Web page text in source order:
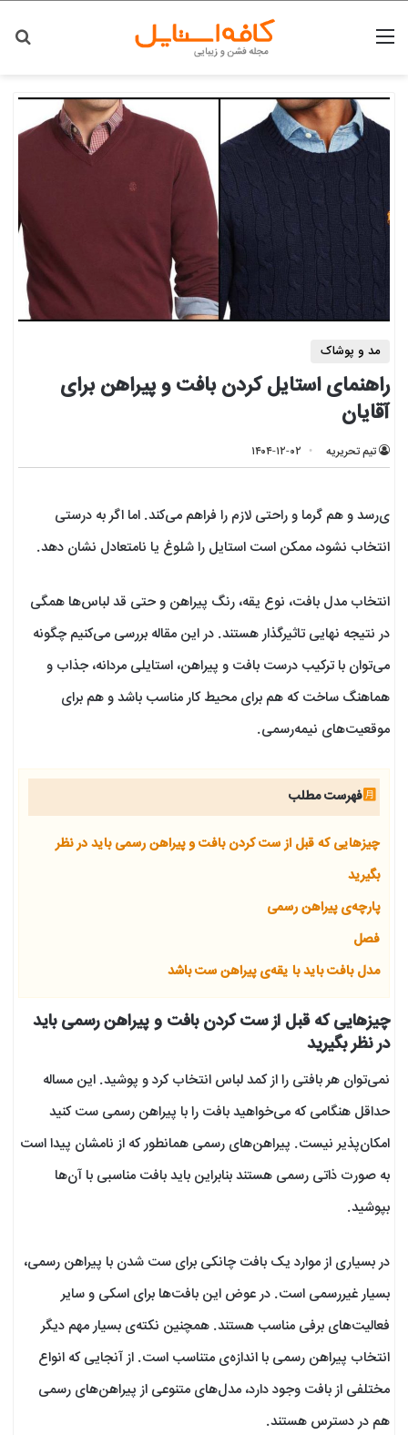
منو
مد و پوشاک
راهنمای استایل کردن بافت و پیراهن برای
آقایان
تیم تحریریه ۱۴۰۴-۱۲-۰۲
ی‌رسد و هم گرما و راحتی لازم را فراهم می‌کند. اما اگر به درستی
انتخاب نشود، ممکن است استایل را شلوغ یا نامتعادل نشان دهد.
انتخاب مدل بافت، نوع یقه، رنگ پیراهن و حتی قد لباس‌ها همگی
در نتیجه نهایی تاثیرگذار هستند. در این مقاله بررسی می‌کنیم چگونه
می‌توان با ترکیب درست بافت و پیراهن، استایلی مردانه، جذاب و
هماهنگ ساخت که هم برای محیط کار مناسب باشد و هم برای
موقعیت‌های نیمه‌رسمی.
فهرست مطلب
چیزهایی که قبل از ست کردن بافت و پیراهن رسمی باید در نظر
بگیرید
پارچه‌ی پیراهن رسمی
فصل
مدل بافت باید با یقه‌ی پیراهن ست باشد
چیزهایی که قبل از ست کردن بافت و پیراهن رسمی باید
در نظر بگیرید
نمی‌توان هر بافتی را از کمد لباس انتخاب کرد و پوشید. این مساله
حداقل هنگامی که می‌خواهید بافت را با پیراهن رسمی ست کنید
امکان‌پذیر نیست. پیراهن‌های رسمی همانطور که از نامشان پیدا است
به صورت ذاتی رسمی هستند بنابراین باید بافت مناسبی با آن‌ها
بپوشید.
در بسیاری از موارد یک بافت چانکی برای ست شدن با پیراهن رسمی،
بسیار غیررسمی است. در عوض این بافت‌ها برای اسکی و سایر
فعالیت‌های برفی مناسب هستند. همچنین نکته‌ی بسیار مهم دیگر
انتخاب پیراهن رسمی با اندازه‌ی متناسب است. از آنجایی که انواع
مختلفی از بافت وجود دارد، مدل‌های متنوعی از پیراهن‌های رسمی
هم در دسترس هستند.